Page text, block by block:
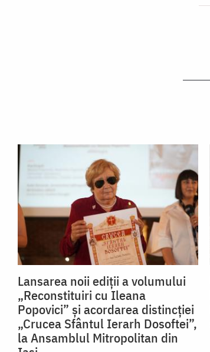
Lansarea noii ediții a volumului
„Reconstituiri cu Ileana
Popovici” și acordarea distincției
„Crucea Sfântul Ierarh Dosoftei”,
la Ansamblul Mitropolitan din